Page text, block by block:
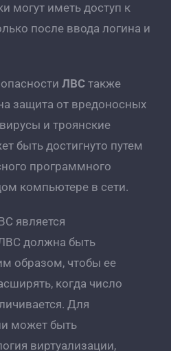
могут иметь доступ к
после ввода логина и
ЛВСтакже
защита от вредоносных
и троянские
быть достигнуто путем
программного
компьютере в сети.
является
должна быть
образом, чтобы ее
когда число
Для
может быть
виртуализации,